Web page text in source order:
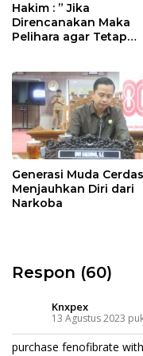
Hakim : ” Jika
Direncanakan Maka
Pelihara agar Tetap
Generasi Muda Cerdas
Menjauhkan Diri dari
Narkoba
Respon (60)
Knxpex
13 Agustus 2023
purchase fenofibrate